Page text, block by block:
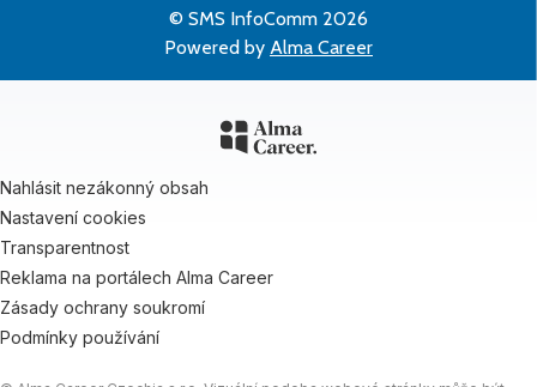
© SMS InfoComm 2026
Powered by Alma Career
Nahlásit nezákonný obsah
Nastavení cookies
Transparentnost
Reklama na portálech Alma Career
Zásady ochrany soukromí
Podmínky používání